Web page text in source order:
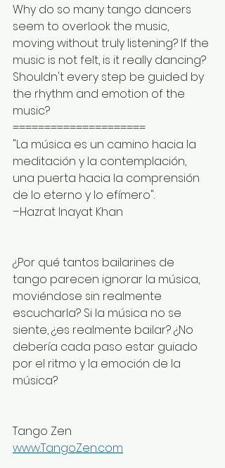
Why do so many tango dancers
seem to overlook the music,
moving without truly listening? If the
music is not felt, is it really dancing?
Shouldn't every step be guided by
the rhythm and emotion of the
music?
=====================
"La música es un camino hacia la
meditación y la contemplación,
una puerta hacia la comprensión
de lo eterno y lo efímero".
–Hazrat Inayat Khan
¿Por qué tantos bailarines de
tango parecen ignorar la música,
moviéndose sin realmente
escucharla? Si la música no se
siente, ¿es realmente bailar? ¿No
debería cada paso estar guiado
por el ritmo y la emoción de la
música?
Tango Zen
www.TangoZen.com